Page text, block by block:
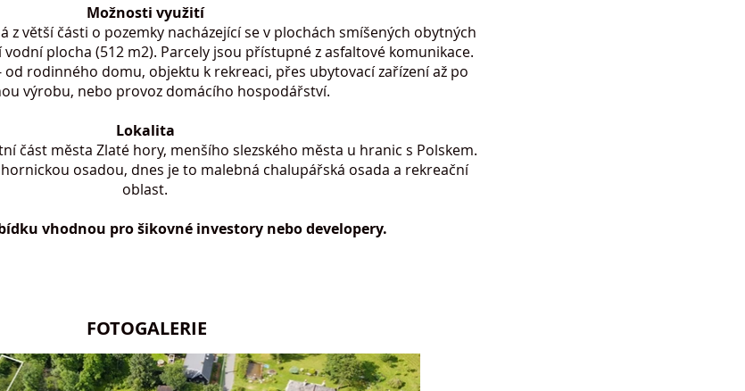
Možnosti využití
z větší části o pozemky nacházející se v plochách smíšených obytných
plocha (512 m2). Parcely jsou přístupné z asfaltové komunikace.
rodinného domu, objektu k rekreaci, přes ubytovací zařízení až po
výrobu, nebo provoz domácího hospodářství.
Lokalita
část města Zlaté hory, menšího slezského města u hranic s Polskem.
osadou, dnes je to malebná chalupářská osada a rekreační
oblast.
vhodnou pro šikovné investory nebo developery.
FOTOGALERIE